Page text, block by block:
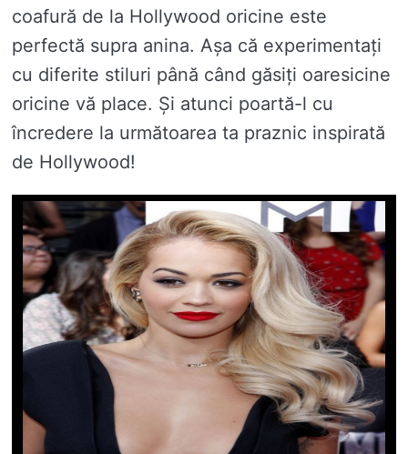
coafură de la Hollywood oricine este
perfectă supra anina. Așa că experimentați
cu diferite stiluri până când găsiți oaresicine
oricine vă place. Și atunci poartă-l cu
încredere la următoarea ta praznic inspirată
de Hollywood!